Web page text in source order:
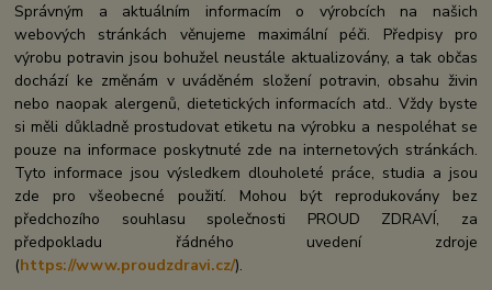
Správným a aktuálním informacím o výrobcích na našich
webových stránkách věnujeme maximální péči. Předpisy pro
výrobu potravin jsou bohužel neustále aktualizovány, a tak občas
dochází ke změnám v uváděném složení potravin, obsahu živin
nebo naopak alergenů, dietetických informacích atd.. Vždy byste
si měli důkladně prostudovat etiketu na výrobku a nespoléhat se
pouze na informace poskytnuté zde na internetových stránkách.
Tyto informace jsou výsledkem dlouholeté práce, studia a jsou
zde pro všeobecné použití. Mohou být reprodukovány bez
předchozího souhlasu společnosti PROUD ZDRAVÍ, za
předpokladu řádného uvedení zdroje
(https://www.proudzdravi.cz/).